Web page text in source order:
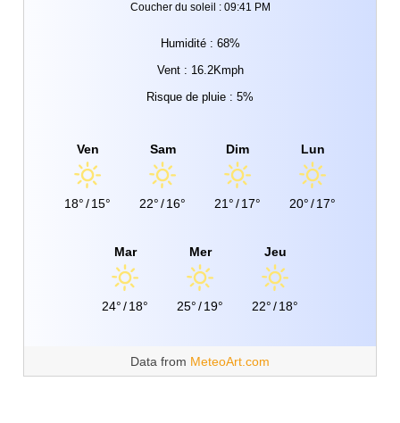
Coucher du soleil : 09:41 PM
Humidité : 68%
Vent : 16.2Kmph
Risque de pluie : 5%
Ven
18°/15°
Sam
22°/16°
Dim
21°/17°
Lun
20°/17°
Mar
24°/18°
Mer
25°/19°
Jeu
22°/18°
Data from MeteoArt.com